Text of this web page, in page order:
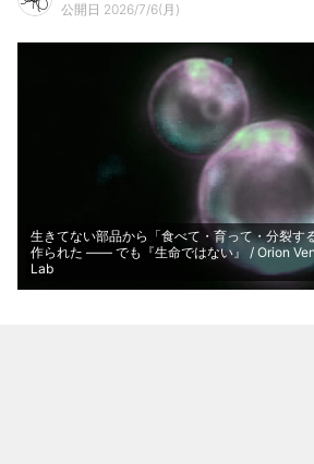
公開日 2026/7/6(月)
生きてない部品から「食べて・育って・分裂す
作られた ―― でも『生命ではない』 / Orion
Lab